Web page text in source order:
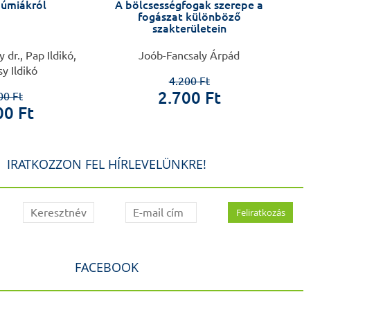
dr., Pap Ildikó,
Ildikó
Ft
Ft
A bölcsességfogak szerepe a
fogászat különböző
szakterületein
Joób-Fancsaly Árpád
4.200 Ft
2.700 Ft
IRATKOZZON FEL HÍRLEVELÜNKRE!
FACEBOOK